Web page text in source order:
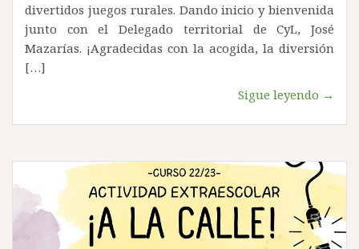
divertidos juegos rurales. Dando inicio y bienvenida
junto con el Delegado territorial de CyL, José
Mazarías. ¡Agradecidas con la acogida, la diversión
[…]
Sigue leyendo →